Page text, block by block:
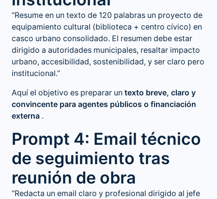
“Resume en un texto de 120 palabras un proyecto de
equipamiento cultural (biblioteca + centro cívico) en
casco urbano consolidado. El resumen debe estar
dirigido a autoridades municipales, resaltar impacto
urbano, accesibilidad, sostenibilidad, y ser claro pero
institucional.”
Aquí el objetivo es preparar un texto breve, claro y
convincente para agentes públicos o financiación
externa .
Prompt 4: Email técnico
de seguimiento tras
reunión de obra
“Redacta un email claro y profesional dirigido al jefe